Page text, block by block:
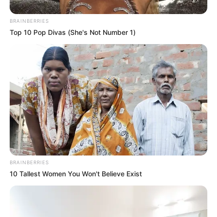
invitados especiales.
BRAINBERRIES
Top 10 Pop Divas (She's Not Number 1)
BRAINBERRIES
10 Tallest Women You Won't Believe Exist